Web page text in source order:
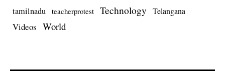
tamilnadu teacherprotest Technology Telangana
Videos World